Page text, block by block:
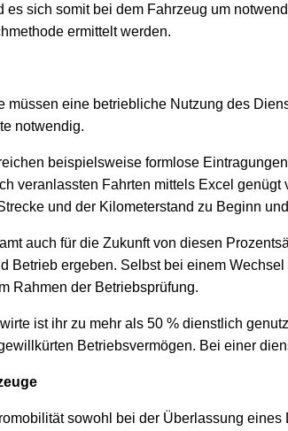
sich somit bei dem Fahrzeug um
ermittelt werden.
eine betriebliche Nutzung des
notwendig.
beispielsweise formlose
veranlassten Fahrten mittels Excel
und der Kilometerstand zu Beginn
auch für die Zukunft von diesen
ergeben. Selbst bei einem
Rahmen der Betriebsprüfung.
ist ihr zu mehr als 50 % dienstlich
Betriebsvermögen. Bei einer
sowohl bei der Überlassung